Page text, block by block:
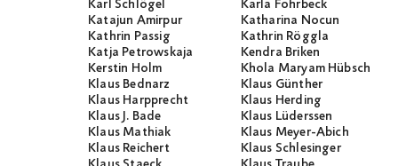
Karl Schlögel
Karla Fohrbeck
Katajun Amirpur
Katharina Nocun
Kathrin Passig
Kathrin Röggla
Katja Petrowskaja
Kendra Briken
Kerstin Holm
Khola Maryam Hübsch
Klaus Bednarz
Klaus Günther
Klaus Harpprecht
Klaus Herding
Klaus J. Bade
Klaus Lüderssen
Klaus Mathiak
Klaus Meyer-Abich
Klaus Reichert
Klaus Schlesinger